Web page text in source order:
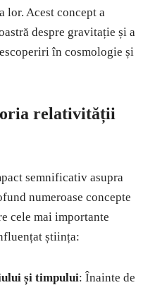
lor. Acest concept a
despre gravitație și a
în cosmologie și
relativității
semnificativ asupra
numeroase concepte
cele mai importante
știința:
și timpului: Înainte de